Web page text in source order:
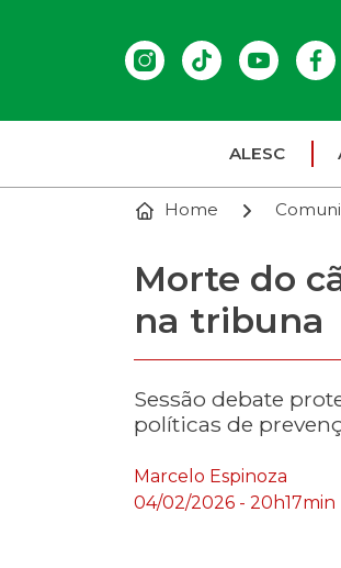
ALESC
Home
Morte do
na tribuna
Sessão debate
políticas de
Marcelo Espinoza
04/02/2026 - 20h17min